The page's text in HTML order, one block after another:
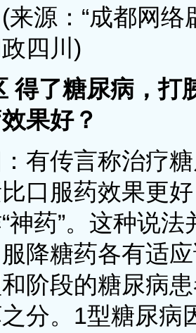
来源：“成都网络
四川)
得了糖尿病，打
果好？
传言称治疗糖
口服药效果更
神药”。这种说
降糖药各有适
阶段的糖尿病
分。1型糖尿病